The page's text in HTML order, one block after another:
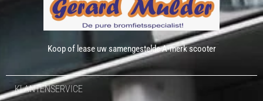
Koop of lease uw samengestelde A-merk scooter
KLANTENSERVICE